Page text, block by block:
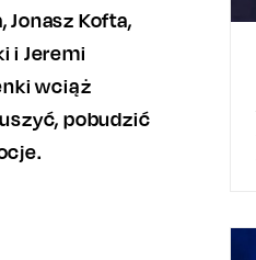
Jonasz Kofta,
i Jeremi
wciąż
pobudzić